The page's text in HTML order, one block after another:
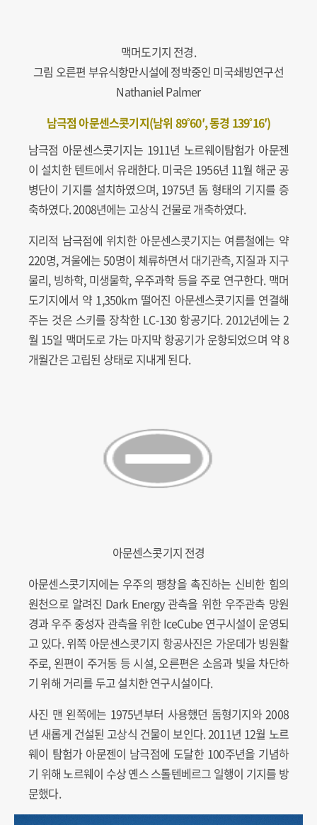
맥머도기지 전경.
그림 오른편 부유식항만시설에 정박중인 미국쇄빙연구선
Nathaniel Palmer
남극점 아문센스콧기지(남위 89˚60′, 동경 139˚16′)
남극점 아문센스콧기지는 1911년 노르웨이탐험가 아문젠
이 설치한 텐트에서 유래한다. 미국은 1956년 11월 해군 공
병단이 기지를 설치하였으며, 1975년 돔 형태의 기지를 증
축하였다. 2008년에는 고상식 건물로 개축하였다.
지리적 남극점에 위치한 아문센스콧기지는 여름철에는 약
220명, 겨울에는 50명이 체류하면서 대기관측, 지질과 지구
물리, 빙하학, 미생물학, 우주과학 등을 주로 연구한다. 맥머
도기지에서 약 1,350km 떨어진 아문센스콧기지를 연결해
주는 것은 스키를 장착한 LC-130 항공기다. 2012년에는 2
월 15일 맥머도로 가는 마지막 항공기가 운항되었으며 약 8
개월간은 고립된 상태로 지내게 된다.
아문센스콧기지 전경
아문센스콧기지에는 우주의 팽창을 촉진하는 신비한 힘의
원천으로 알려진 Dark Energy 관측을 위한 우주관측 망원
경과 우주 중성자 관측을 위한 IceCube 연구시설이 운영되
고 있다. 위쪽 아문센스콧기지 항공사진은 가운데가 빙원활
주로, 왼편이 주거동 등 시설, 오른편은 소음과 빛을 차단하
기 위해 거리를 두고 설치한 연구시설이다.
사진 맨 왼쪽에는 1975년부터 사용했던 돔형기지와 2008
년 새롭게 건설된 고상식 건물이 보인다. 2011년 12월 노르
웨이 탐험가 아문젠이 남극점에 도달한 100주년을 기념하
기 위해 노르웨이 수상 옌스 스톨텐베르그 일행이 기지를 방
문했다.